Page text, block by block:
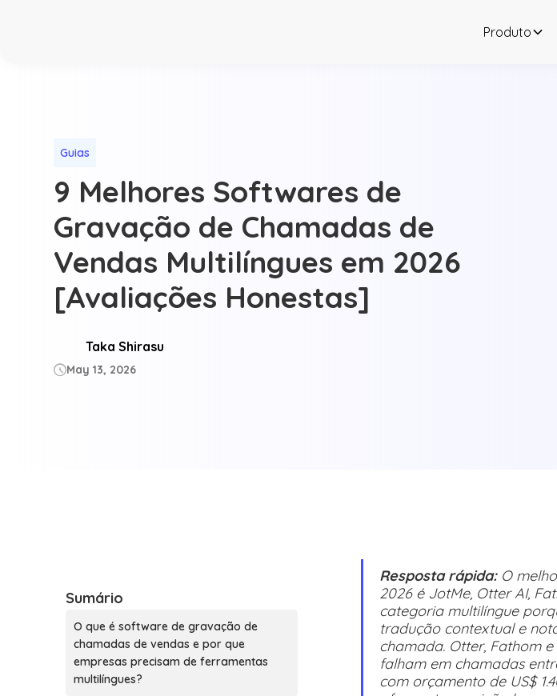
Produto
Guias
9 Melhores Softwares de
Gravação de Chamadas de
Vendas Multilíngues em 2026
[Avaliações Honestas]
Taka Shirasu
May 13, 2026
Sumário
O que é software de gravação de
chamadas de vendas e por que
empresas precisam de ferramentas
multilíngues?
Resposta rápida:O
2026 é JotMe, Otter AI,
categoria multilíngue
tradução contextual e
chamada. Otter, Fathom
falham em chamadas
com orçamento de US$